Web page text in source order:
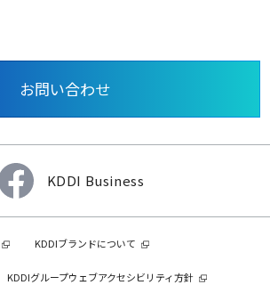
お問い合わせ
KDDI Business
KDDIブランドについて
KDDIグループウェブアクセシビリティ方針